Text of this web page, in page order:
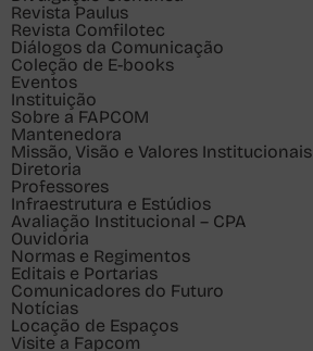
Revista Paulus
Revista Comfilotec
Diálogos da Comunicação
Coleção de E-books
Eventos
Instituição
Sobre a FAPCOM
Mantenedora
Missão, Visão e Valores Institucionais
Diretoria
Professores
Infraestrutura e Estúdios
Avaliação Institucional – CPA
Ouvidoria
Normas e Regimentos
Editais e Portarias
Comunicadores do Futuro
Notícias
Locação de Espaços
Visite a Fapcom